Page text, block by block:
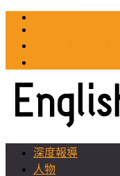
深度報導
人物